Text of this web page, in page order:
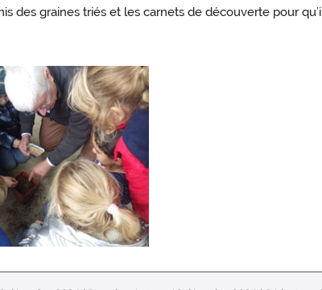
des graines triés et les carnets de découverte pour